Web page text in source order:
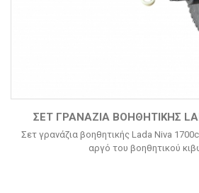
ΣΕΤ ΓΡΑΝΆΖΙΑ ΒΟΗΘΗΤΙΚΉΣ
Σετ γρανάζια βοηθητικής Lada Niva
αργό του βοηθητικού